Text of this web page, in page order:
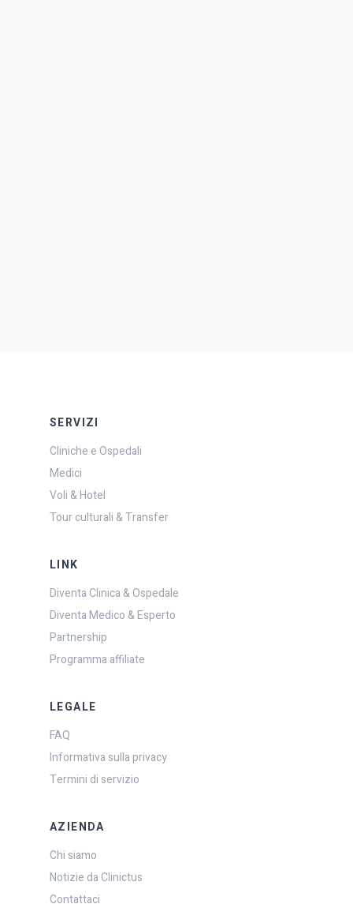
SERVIZI
Cliniche e Ospedali
Medici
Voli & Hotel
Tour culturali & Transfer
LINK
Diventa Clinica & Ospedale
Diventa Medico & Esperto
Partnership
Programma affiliate
LEGALE
FAQ
Informativa sulla privacy
Termini di servizio
AZIENDA
Chi siamo
Notizie da Clinictus
Contattaci